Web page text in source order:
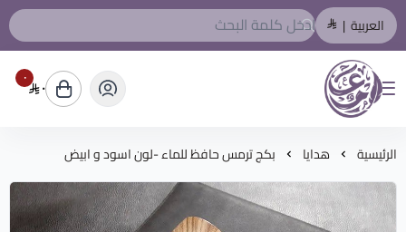
العربية |
المصمم العربي
٠ ٠
الرئيسية هدايا بكج ترمس حافظ للماء -لون اسود و ابيض